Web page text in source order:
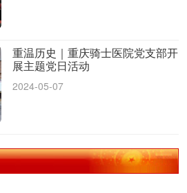
重温历史｜重庆骑士医院党支部开
展主题党日活动
2024-05-07